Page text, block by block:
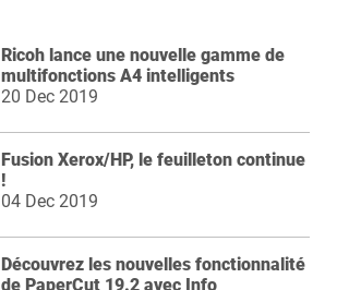
Ricoh lance une nouvelle gamme de
multifonctions A4 intelligents
20 Dec 2019
Fusion Xerox/HP, le feuilleton continue
!
04 Dec 2019
Découvrez les nouvelles fonctionnalité
de PaperCut 19.2 avec Info